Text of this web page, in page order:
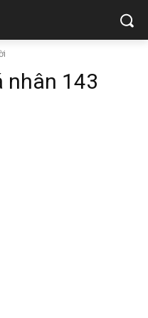
nhân 143